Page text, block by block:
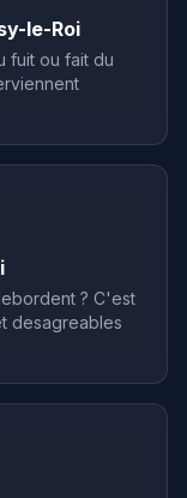
le-Roi
fuit ou fait du
? C'est
desagreables